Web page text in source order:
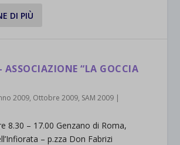
DI PIÙ
ASSOCIAZIONE “LA GOCCIA
2009, Ottobre 2009, SAM 2009 |
8.30 – 17.00 Genzano di Roma,
– p.zza Don Fabrizi